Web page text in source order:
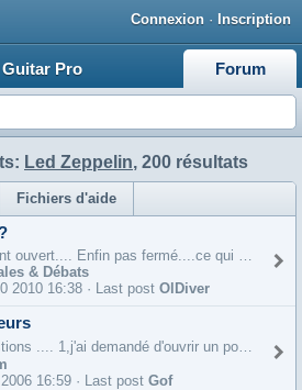
Connexion · Inscription
Pro Forum
Led Zeppelin, 200 résultats
Fichiers d'aide
Enfin pas fermé....ce qui revient...
& Débats
2010 16:38 · Last post OlDiver
.... 1,j'ai demandé d'ouvrir un post led
16:59 · Last post Gof